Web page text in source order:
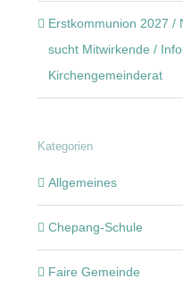
Erstkommunion 2027 /
sucht Mitwirkende /
Kirchengemeinderat
Kategorien
Allgemeines
Chepang-Schule
Faire Gemeinde